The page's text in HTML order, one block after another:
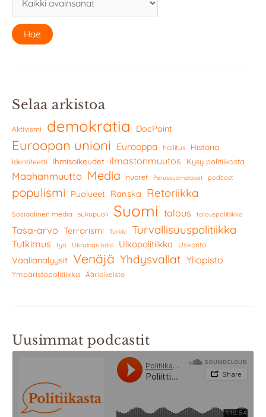
Selaa arkistoa
Aktivismi demokratia DocPoint
Euroopan unioni Eurooppa hallitus Historia
Identiteetti Ihmisoikeudet ilmastonmuutos Kysy politiikasta
Maahanmuutto Media nuoret Perussuomalaiset podcast
populismi Puolueet Ranska Retoriikka
Sosiaalinen media sukupuoli Suomi talous talouspolitiikka
Tasa-arvo Terrorismi Turkki Turvallisuuspolitiikka
Tutkimus työ Ukrainan kriisi Ulkopolitiikka Uskonto
Vaalianalyysit Venäjä Yhdysvallat Yliopisto
Ympäristöpolitiikka Äärioikeisto
Uusimmat podcastit